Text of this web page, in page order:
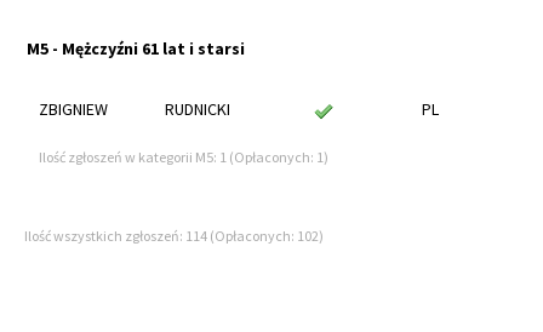
M5 - Mężczyźni 61 lat i starsi
ZBIGNIEW RUDNICKI PL
Ilość zgłoszeń w kategorii M5: 1 (Opłaconych: 1)
Ilość wszystkich zgłoszeń: 114 (Opłaconych: 102)